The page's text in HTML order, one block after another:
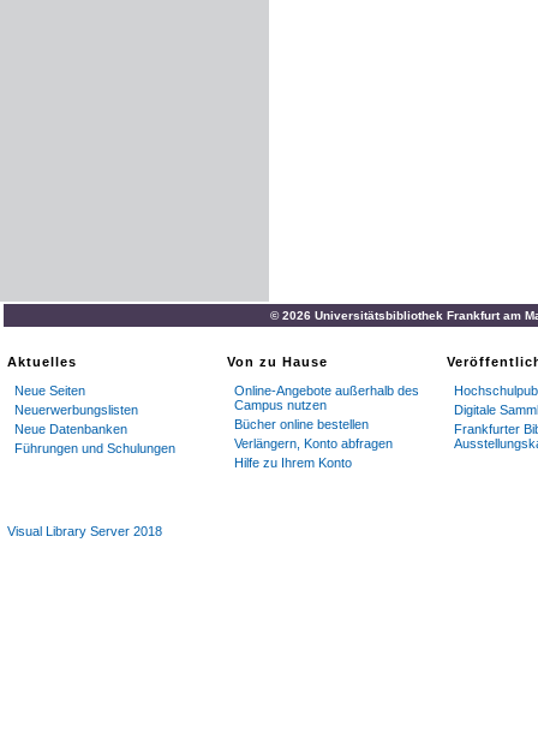
© 2026 Universitätsbibliothek Frankfurt am
Aktuelles
Neue Seiten
Neuerwerbungslisten
Neue Datenbanken
Führungen und Schulungen
Von zu Hause
Online-Angebote außerhalb des
Campus nutzen
Bücher online bestellen
Verlängern, Konto abfragen
Hilfe zu Ihrem Konto
Digitale
Frankfurter
Visual Library Server 2018